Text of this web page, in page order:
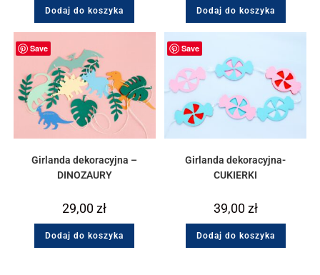
Dodaj do koszyka Dodaj do koszyka
Save
Girlanda dekoracyjna –
DINOZAURY
29,00zł
Dodaj do koszyka
Save
Girlanda dekoracyjna-
CUKIERKI
39,00zł
Dodaj do koszyka